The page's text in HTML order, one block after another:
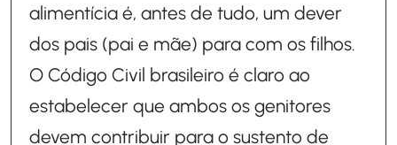
alimentícia é, antes de tudo, um dever
dos pais (pai e mãe) para com os filhos.
O Código Civil brasileiro é claro ao
estabelecer que ambos os genitores
devem contribuir para o sustento de